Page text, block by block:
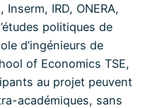
Inserm, IRD, ONERA,
politiques de
d’ingénieurs de
of Economics TSE,
au projet peuvent
académiques, sans